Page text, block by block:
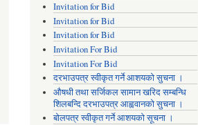
Invitation for Bid
Invitation for Bid
Invitation for Bid
Invitation For Bid
Invitation For Bid
दरभाउपत्र स्वीकृत गर्ने आशयको सुचना ।
औषधी तथा सर्जिकल सामान खरिद सम्बन्धि
शिलबन्दि दरभाउपत्र आह्ववानको सुचना ।
बोलपत्र स्वीकृत गर्ने आशयको सूचना ।